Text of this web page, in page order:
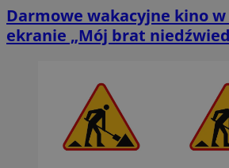
Darmowe wakacyjne kino w
ekranie „Mój brat